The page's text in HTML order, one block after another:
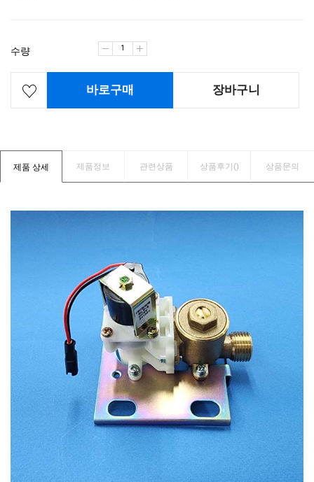
수량
바로구매 장바구니
제품 상세 제품정보 관련상품 상품후기() 상품문의